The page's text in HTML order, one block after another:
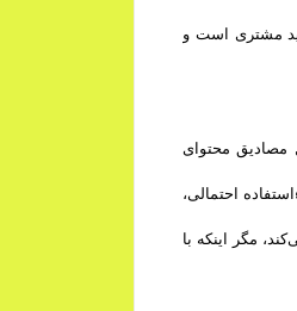
مشتری است و
مصادیق محتوای
احتمالی،
مگر اینکه با